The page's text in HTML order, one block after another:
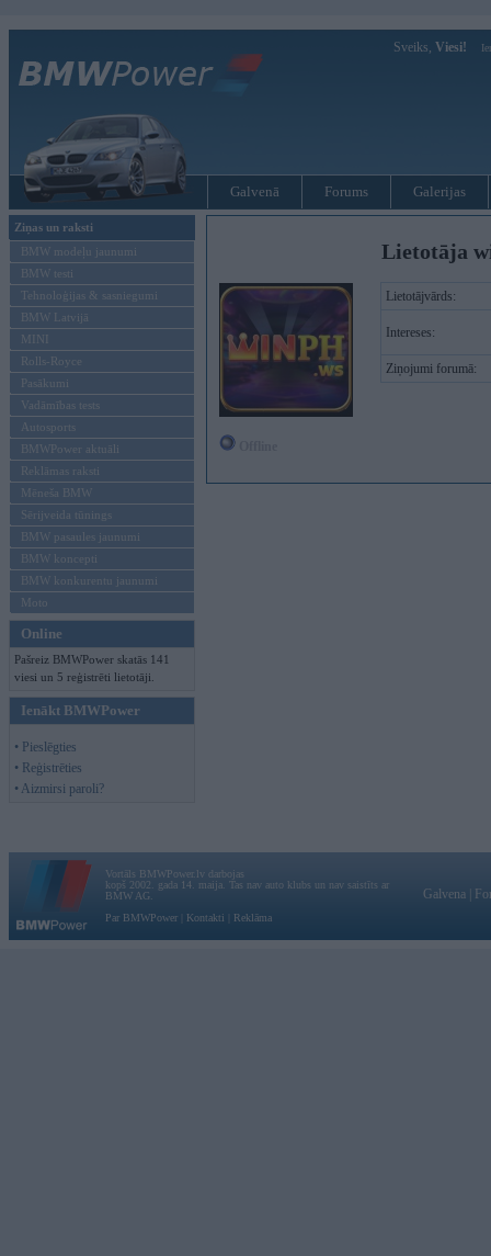
Sveiks, Viesi!
Galvenā Forums Galerijas
Ziņas un raksti
BMW modeļu jaunumi
BMW testi
Tehnoloģijas & sasniegumi
BMW Latvijā
MINI
Rolls-Royce
Pasākumi
Vadāmības tests
Autosports
BMWPower aktuāli
Reklāmas raksti
Mēneša BMW
Sērijveida tūnings
BMW pasaules jaunumi
BMW koncepti
BMW konkurentu jaunumi
Moto
Online
Pašreiz BMWPower skatās 141
viesi un 5 reģistrēti lietotāji.
Ienākt BMWPower
• Pieslēgties
• Reģistrēties
• Aizmirsi paroli?
Lietotāja
Lietotājvārds:
Intereses:
Ziņojumi forumā:
Vortāls BMWPower.lv darbojas
kopš 2002. gada 14. maija. Tas nav auto klubs un nav saistīts ar
BMW AG.
Par BMWPower
Kontakti Reklāma
Galvena